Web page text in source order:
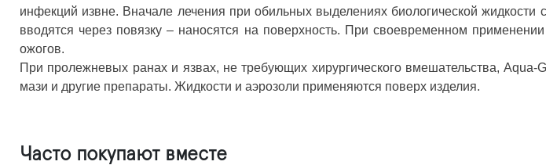
инфекций извне. Вначале лечения при обильных выделениях биологической
вводятся через повязку – наносятся на поверхность. При своевременном
ожогов.
При пролежневых ранах и язвах, не требующих хирургического вмешательства,
мази и другие препараты. Жидкости и аэрозоли применяются поверх изделия.
Часто покупают вместе